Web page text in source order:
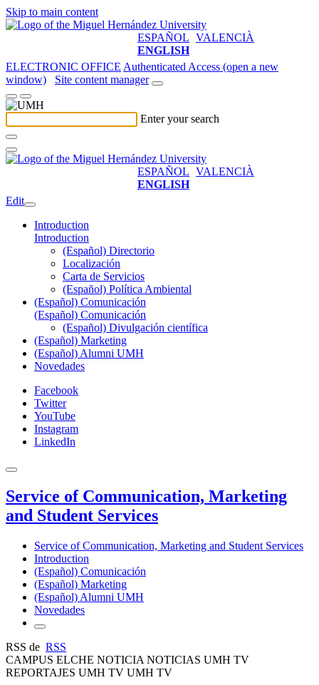
Skip to main content
ESPAÑOL VALENCIÀ
ENGLISH
ELECTRONIC OFFICE Authenticated Access (open a new
window)
Site content manager
Enter your search
ESPAÑOL VALENCIÀ
ENGLISH
Edit
Introduction
Introduction
(Español) Directorio
Localización
Carta de Servicios
(Español) Política Ambiental
(Español) Comunicación
(Español) Comunicación
(Español) Divulgación científica
(Español) Marketing
(Español) Alumni UMH
Novedades
Facebook
Twitter
YouTube
Instagram
LinkedIn
Service of Communication, Marketing
and Student Services
Service of Communication, Marketing and Student Services
Introduction
(Español) Comunicación
(Español) Marketing
(Español) Alumni UMH
Novedades
RSS de RSS
CAMPUS ELCHE NOTICIA NOTICIAS UMH TV
REPORTAJES UMH TV UMH TV